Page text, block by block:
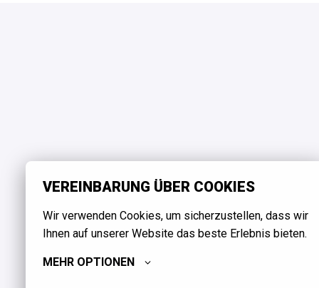
VEREINBARUNG ÜBER COOKIES
Wir verwenden Cookies, um sicherzustellen, dass wir
Ihnen auf unserer Website das beste Erlebnis bieten.
MEHR OPTIONEN